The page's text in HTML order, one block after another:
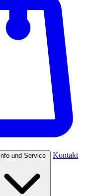
Info und Service Kontakt